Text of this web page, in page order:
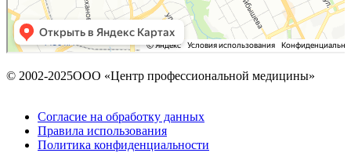
© 2002-2025ООО «Центр профессиональной медицины»
Согласие на обработку данных
Правила использования
Политика конфиденциальности